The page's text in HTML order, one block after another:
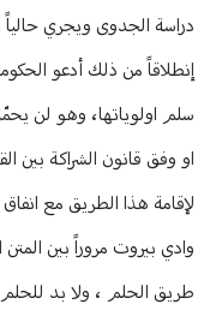
دراسة الجدوى ويجري
إنطلاقاً من ذلك أدعو
او وفق قانون الشراكة بين
لإقامة هذا الطريق مع
وادي بيروت مروراً بين المتن
طريق الحلم ، ولا بد